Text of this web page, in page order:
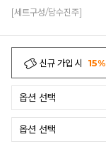
[세트구성/담수진주]
신규 가입 시 15%